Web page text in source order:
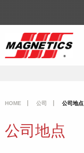
HOME 公司 公司地点
公司地点